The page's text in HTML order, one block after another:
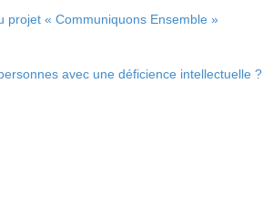
projet « Communiquons Ensemble »
avec une déficience intellectuelle ?